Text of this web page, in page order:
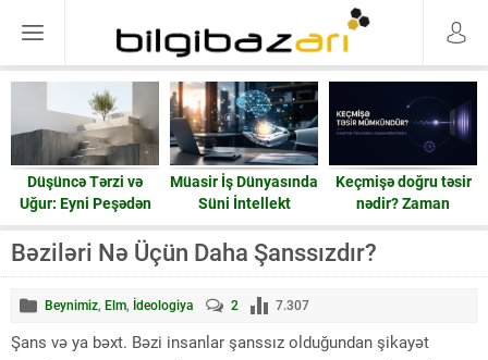
Düşüncə Tərzi və
Uğur: Eyni Peşədən
Fərqli Nəticələrə
Gedən Yol
Müasir İş Dünyasında
Süni İntellekt
Keçmişə doğru təsir
nədir? Zaman
həqiqətən geri işləyə
bilərmi?
Bəziləri Nə Üçün Daha Şanssızdır?
Beynimiz, Elm, İdeologiya 2 7.307
Şans və ya bəxt. Bəzi insanlar şanssız olduğundan şikayət